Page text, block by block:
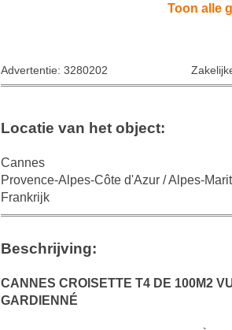
Toon alle
Advertentie: 3280202
Locatie van het object:
Cannes
Provence-Alpes-Côte d'Azur / Alpes-
Frankrijk
Beschrijving:
CANNES CROISETTE T4 DE 100M2
GARDIENNÉ